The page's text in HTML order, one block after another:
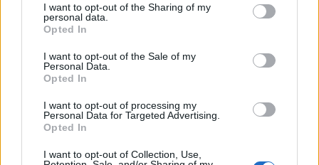
not limited to your visit or usage behaviour. You may click to
grant or deny consent to Google and its third-party tags to
use your data for below specified purposes in below Google
consent section.
I want to opt-out of the Sharing of my
personal data.
Opted In
I want to opt-out of the Sale of my
Personal Data.
Opted In
I want to opt-out of processing my
Personal Data for Targeted Advertising.
Opted In
I want to opt-out of Collection, Use,